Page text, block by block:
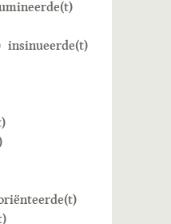
insinueerde(t)